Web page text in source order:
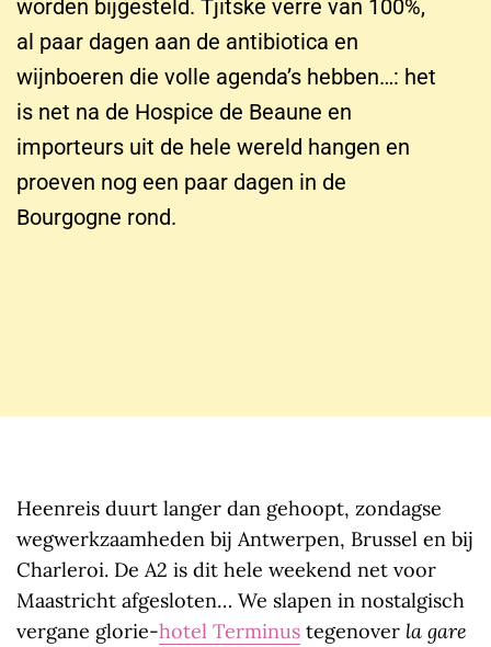
worden bijgesteld. Tjitske verre van 100%,
al paar dagen aan de antibiotica en
wijnboeren die volle agenda’s hebben…: het
is net na de Hospice de Beaune en
importeurs uit de hele wereld hangen en
proeven nog een paar dagen in de
Bourgogne rond.
Heenreis duurt langer dan gehoopt, zondagse
wegwerkzaamheden bij Antwerpen, Brussel en bij
Charleroi. De A2 is dit hele weekend net voor
Maastricht afgesloten… We slapen in nostalgisch
vergane glorie-hotel Terminus tegenover la gare